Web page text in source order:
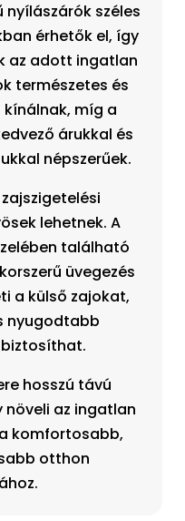
nyílászárók széles
érhetők el, így
az adott ingatlan
természetes és
míg a
árukkal és
népszerűek.
lehetnek. A
található
üvegezés
a külső zajokat,
nyugodtabb
hosszú távú
az ingatlan
komfortosabb,
otthon